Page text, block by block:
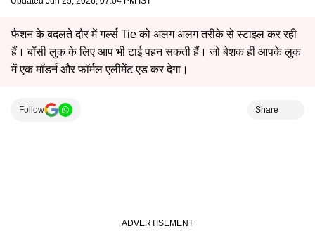
फैशन के बदलते दौर में गर्ल्स Tie को अलग अलग तरीके से स्टाइल कर रही
हैं। बॉसी लुक के लिए आप भी टाई पहन सकती हैं। जो बेशक ही आपके लुक
में एक मॉडर्न और फॉर्मल एलीमेंट एड कर देगा।
Follow Share